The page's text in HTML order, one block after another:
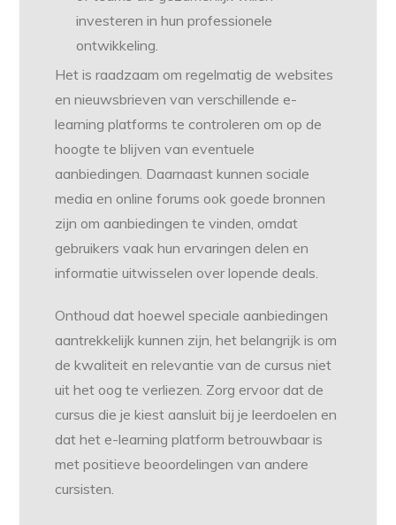
investeren in hun professionele
ontwikkeling.
Het is raadzaam om regelmatig de websites
en nieuwsbrieven van verschillende e-
learning platforms te controleren om op de
hoogte te blijven van eventuele
aanbiedingen. Daarnaast kunnen sociale
media en online forums ook goede bronnen
zijn om aanbiedingen te vinden, omdat
gebruikers vaak hun ervaringen delen en
informatie uitwisselen over lopende deals.
Onthoud dat hoewel speciale aanbiedingen
aantrekkelijk kunnen zijn, het belangrijk is om
de kwaliteit en relevantie van de cursus niet
uit het oog te verliezen. Zorg ervoor dat de
cursus die je kiest aansluit bij je leerdoelen en
dat het e-learning platform betrouwbaar is
met positieve beoordelingen van andere
cursisten.